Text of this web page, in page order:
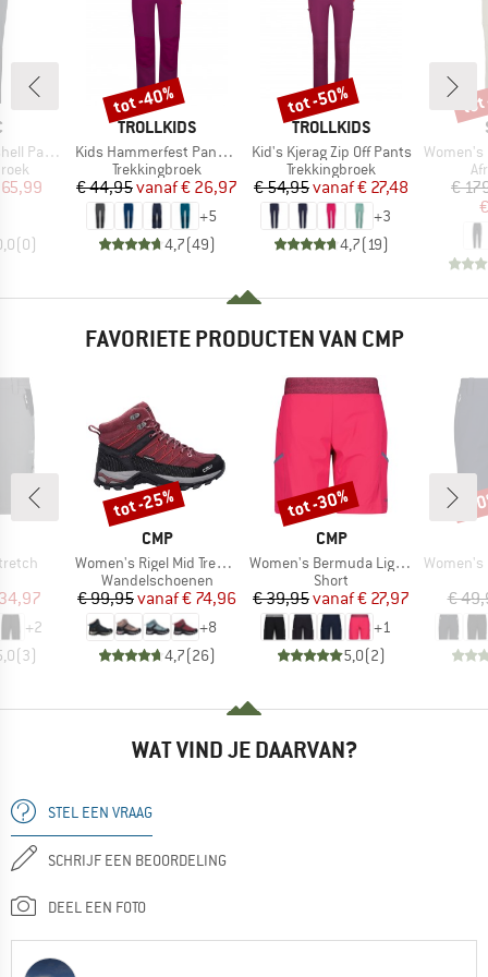
Pants
prijs
(0)
MERK
TROLLKIDS
Artikel
Kids Hammerfest Pants Pro
Productgroep
Trekkingbroek
Prijs
€ 44,95 Verlaagde prijs
vanaf€ 26,97
+5
4,7(49)
Korting
tot -40%
MERK
TROLLKIDS
Artikel
Kid's Kjerag Zip Off Pants
Productgroep
Trekkingbroek
Prijs
€ 54,95 Verlaagde prijs
vanaf€ 27,48
+3
4,7(19)
Korting
tot -50%
Artikel
Women's HoforsSt.
€
FAVORIETE PRODUCTEN VAN CMP
prijs
+2
(3)
MERK
CMP
Artikel
Women's Rigel Mid Trekking Shoes Waterproof
Productgroep
Wandelschoenen
Prijs
€ 99,95 Verlaagde prijs
vanaf€ 74,96
+8
4,7(26)
Korting
tot -25%
MERK
CMP
Artikel
Women's Bermuda Light Climb
Productgroep
Short
Prijs
€ 39,95 Verlaagde prijs
vanaf€ 27,97
+1
5,0(2)
Korting
tot -30%
Artikel
Women's
€
-
WAT VIND JE DAARVAN?
STEL EEN VRAAG
SCHRIJF EEN BEOORDELING
DEEL EEN FOTO